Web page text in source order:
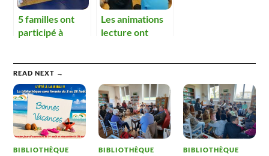
5 familles ont
participé à
Les animations
lecture ont
READ NEXT →
BIBLIOTHÈQUE BIBLIOTHÈQUE BIBLIOTHÈQUE